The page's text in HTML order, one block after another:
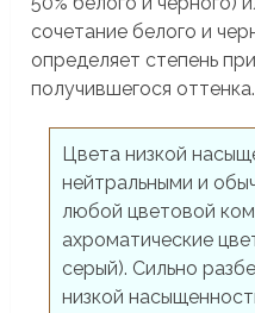
сочетание белого и
определяет степень
получившегося оттенка.
Цвета низкой
нейтральными и
любой цветовой
ахроматические
серый). Сильно
низкой